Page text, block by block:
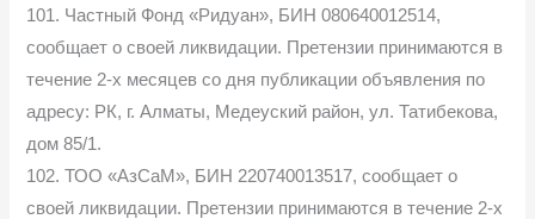
101. Частный Фонд «Ридуан», БИН 080640012514,
сообщает о своей ликвидации. Претензии принимаются в
течение 2-х месяцев со дня публикации объявления по
адресу: РК, г. Алматы, Медеуский район, ул. Татибекова,
дом 85/1.
102. ТОО «АзСаМ», БИН 220740013517, сообщает о
своей ликвидации. Претензии принимаются в течение 2-х